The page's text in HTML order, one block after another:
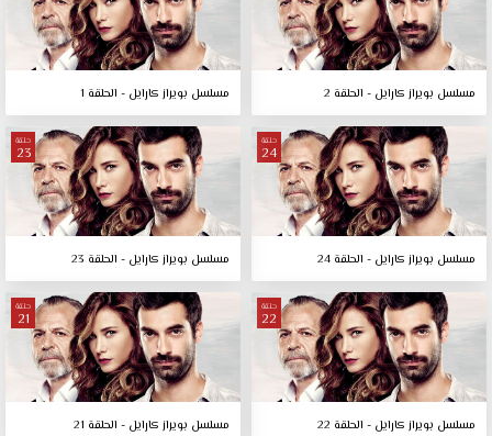
مسلسل بويراز كارايل - الحلقة 2 مسلسل بويراز كارايل - الحلقة 1
حلقة
24
مسلسل بويراز كارايل - الحلقة 24
حلقة
23
مسلسل بويراز كارايل - الحلقة 23
حلقة
22
مسلسل بويراز كارايل - الحلقة 22
حلقة
21
مسلسل بويراز كارايل - الحلقة 21